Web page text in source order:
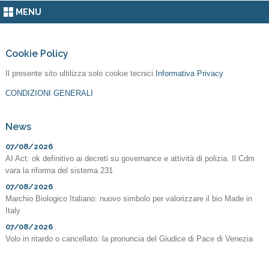
MENU
Cookie Policy
Il presente sito ultilizza solo cookie tecnici. Informativa Privacy
CONDIZIONI GENERALI
News
07/08/2026
AI Act: ok definitivo ai decreti su governance e attività di polizia. Il Cdm
vara la riforma del sistema 231
07/08/2026
Marchio Biologico Italiano: nuovo simbolo per valorizzare il bio Made in
Italy
07/08/2026
Volo in ritardo o cancellato: la pronuncia del Giudice di Pace di Venezia